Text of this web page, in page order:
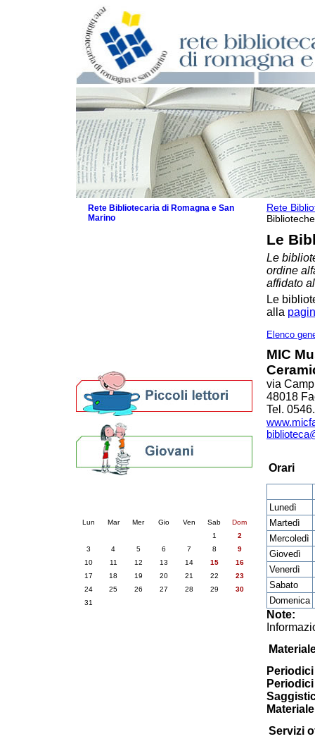
Rete
Biblioteche
Le
Le
ordine
affidato
Le
alla
Elenco
MIC
via
48018
Tel.
Orari
Lunedì
Martedì
Mercoledì
Giovedì
Venerdì
Sabato
Domenica
Note:
Servizi
Rete Bibliotecaria di Romagna e San
Marino
Lun Mar Mer Gio Ven Sab
Dom
1
2
3
4 5 6 7 8
9
10
11 12 13 14 15
16
17
18 19 20 21 22
23
24
25 26 27 28 29
30
31